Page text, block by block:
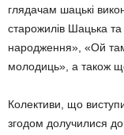
глядачам шацькі
старожилів Шацька
народження», «Ой
молодиць», а також
Колективи, що
згодом долучилися